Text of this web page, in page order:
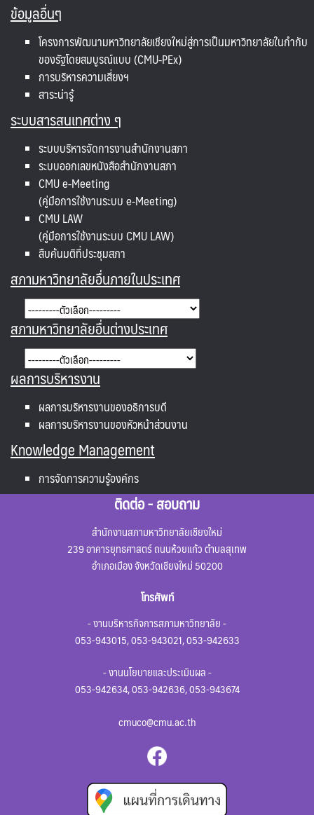
ข้อมูลอื่นๆ
โครงการพัฒนามหาวิทยาลัยเชียงใหม่สู่การเป็นมหาวิทยาลัยในกำกับ
ของรัฐโดยสมบูรณ์แบบ (CMU-PEx)
การบริหารความเสี่ยงฯ
สาระน่ารู้
ระบบสารสนเทศต่าง ๆ
ระบบบริหารจัดการงานสำนักงานสภา
ระบบออกเลขหนังสือสำนักงานสภา
CMU e-Meeting
(คู่มือการใช้งานระบบ e-Meeting)
CMU LAW
(คู่มือการใช้งานระบบ CMU LAW)
สืบค้นมติที่ประชุมสภา
สภามหาวิทยาลัยอื่นภายในประเทศ
สภามหาวิทยาลัยอื่นต่างประเทศ
ผลการบริหารงาน
ผลการบริหารงานของอธิการบดี
ผลการบริหารงานของหัวหน้าส่วนงาน
Knowledge Management
การจัดการความรู้องค์กร
ติดต่อ - สอบถาม
สำนักงานสภามหาวิทยาลัยเชียงใหม่
239 อาคารยุทธศาสตร์ ถนนห้วยแก้ว ตำบลสุเทพ
อำเภอเมือง จังหวัดเชียงใหม่ 50200
โทรศัพท์
- งานบริหารกิจการสภามหาวิทยาลัย -
053-943015, 053-943021, 053-942633
- งานนโยบายและประเมินผล -
053-942634, 053-942636, 053-943674
cmuco@cmu.ac.th